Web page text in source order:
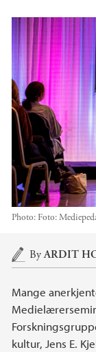
Photo: Foto:
Main content
ByARDIT
Mange
kultur, Jens E.